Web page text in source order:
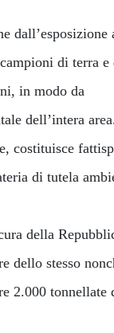
dall’esposizione
di terra e
in modo da
dell’intera
costituisce
di tutela
della
dello stesso
2.000 tonnellate